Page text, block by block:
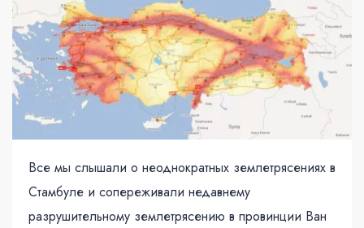
Все мы слышали о неоднократных землетрясениях в
Стамбуле и сопереживали недавнему
разрушительному землетрясению в провинции Ван